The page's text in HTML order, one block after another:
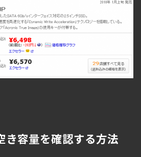
き容量を確認する方法